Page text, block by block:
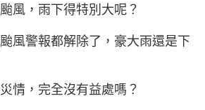
風，雨下得特別大呢？
風警報都解除了，豪大雨還是下
情，完全沒有益處嗎？